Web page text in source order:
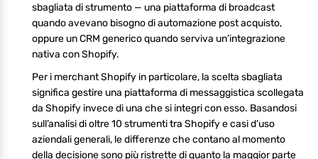
sbagliata di strumento — una piattaforma di broadcast
quando avevano bisogno di automazione post acquisto,
oppure un CRM generico quando serviva un’integrazione
nativa con Shopify.
Per i merchant Shopify in particolare, la scelta sbagliata
significa gestire una piattaforma di messaggistica scollegata
da Shopify invece di una che si integri con esso. Basandosi
sull’analisi di oltre 10 strumenti tra Shopify e casi d’uso
aziendali generali, le differenze che contano al momento
della decisione sono più ristrette di quanto la maggior parte